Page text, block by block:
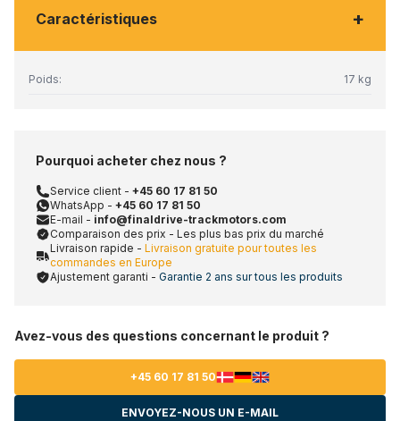
Caractéristiques +
Poids: 17 kg
Pourquoi acheter chez nous ?
Service client - +45 60 17 81 50
WhatsApp - +45 60 17 81 50
E-mail - info@finaldrive-trackmotors.com
Comparaison des prix - Les plus bas prix du marché
Livraison rapide - Livraison gratuite pour toutes les
commandes en Europe
Ajustement garanti - Garantie 2 ans sur tous les produits
Avez-vous des questions concernant le produit ?
+45 60 17 81 50
ENVOYEZ-NOUS UN E-MAIL